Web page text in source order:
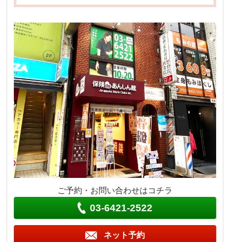
ご予約・お問い合わせはコチラ
03-6421-2522
ネット予約